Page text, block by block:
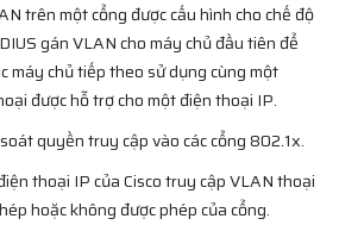
trên một cổng được cấu hình cho chế độ
gán VLAN cho máy chủ đầu tiên để
máy chủ tiếp theo sử dụng cùng một
được hỗ trợ cho một điện thoại IP.
quyền truy cập vào các cổng 802.1x.
thoại IP của Cisco truy cập VLAN thoại
hoặc không được phép của cổng.